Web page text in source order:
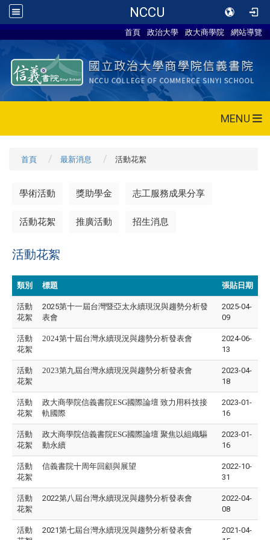
NCCU
首頁 政治大學 政大商學院 網站導覽
MENU
首頁 最新消息 活動花絮
學術活動 獎助學金 志工服務成果分享
活動花絮 推廣活動 招生消息
活動花絮
類別 標題 張貼日期
活動
花絮
2025第十一屆台灣暨亞太永續現況與趨勢分析發
表會
2025-04-
09
活動
花絮
2024第十屆台灣永續現況與趨勢分析發表會
2024-06-
13
活動
花絮
2023第九屆台灣永續現況與趨勢分析發表會
2023-04-
18
活動
花絮
政大商學院信義書院ESG國際論壇 致力用科技接
軌國際
2023-01-
16
活動
花絮
政大商學院信義書院ESG國際論壇 聚焦以組織驅
動永續
2023-01-
16
活動
花絮
信義書院十周年回顧與展望
2022-10-
31
活動
花絮
2022第八屆台灣永續現況與趨勢分析發表會
2022-04-
08
活動
2021第七屆台灣永續現況與趨勢分析發表會
2021-04-